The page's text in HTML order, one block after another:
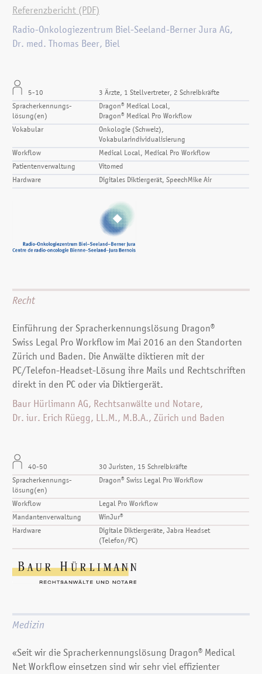
Referenzbericht (PDF)
Radio-Onkologiezentrum Biel-Seeland-Berner Jura AG,
Dr. med. Thomas Beer, Biel
5-10
3 Ärzte, 1 Stellvertreter, 2 Schreibkräfte
Spracherkennungs­
lösung(en)
Dragon® Medical Local,
Dragon® Medical Pro Workflow
Vokabular
Onkologie (Schweiz),
Vokabularindividualisierung
Workflow
Medical Local, Medical Pro Workflow
Patientenverwaltung
Vitomed
Hardware
Digitales Diktiergerät, SpeechMike Air
Recht
Einführung der Spracherkennungslösung Dragon®
Swiss Legal Pro Workflow im Mai 2016 an den Stand­orten
Zürich und Baden. Die Anwälte diktieren mit der
PC/Telefon-Headset-Lösung ihre Mails und Recht­schriften
direkt in den PC oder via Diktiergerät.
Baur Hürlimann AG, Rechtsanwälte und Notare,
Dr. iur. Erich Rüegg, LL.M., M.B.A., Zürich und Baden
40-50
30 Juristen, 15 Schreibkräfte
Spracherkennungs­
lösung(en)
Dragon® Swiss Legal Pro Workflow
Workflow
Legal Pro Workflow
Mandantenverwaltung
WinJur®
Hardware
Digitale Diktiergeräte, Jabra Headset
(Telefon/PC)
Medizin
«Seit wir die Spracherkennungslösung Dragon® Medical
Net Workflow einsetzen sind wir sehr viel effizienter